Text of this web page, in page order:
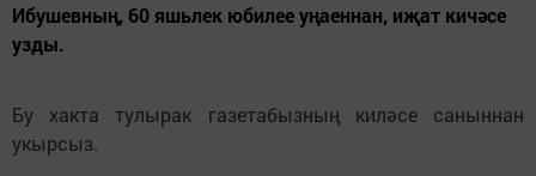
Ибушевның, 60 яшьлек юбилее уңаеннан, иҗат кичәсе
узды.
Бу хакта тулырак газетабызның киләсе саныннан
укырсыз.